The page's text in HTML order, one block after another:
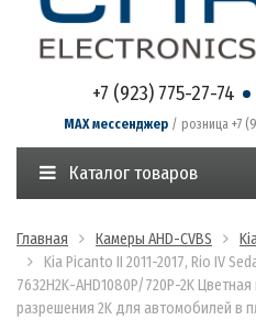
+7 (923) 775-27-74
MAX мессенджер/ розница +7
Каталог товаров
Главная Камеры AHD-CVBS
Kia Picanto II 2011-2017, Rio IV
7632H2K-AHD1080P/720P-2K
разрешения 2K для автомобилей в